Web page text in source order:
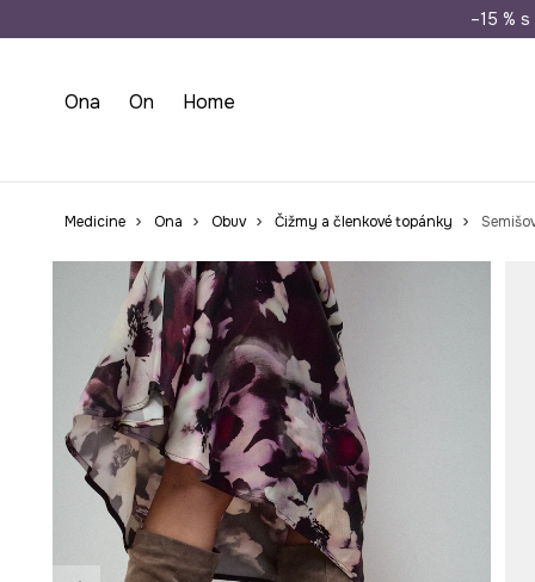
Doprava–15 %
Ona On Home
Medicine Ona Obuv Čižmy a členkové topánky